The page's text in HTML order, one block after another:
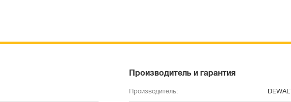
Производитель и гарантия
Производитель: DEWALT